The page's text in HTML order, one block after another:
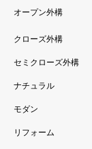
オープン外構
クローズ外構
セミクローズ外構
ナチュラル
モダン
リフォーム